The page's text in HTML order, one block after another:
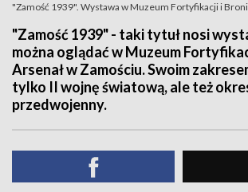
"Zamość 1939". Wystawa w Muzeum Fortyfikacji i Broni
"Zamość 1939" - taki tytuł nosi
można oglądać w Muzeum
Arsenał w Zamościu. Swoim
tylko II wojnę światową, ale też
przedwojenny.